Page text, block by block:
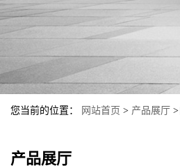
您当前的位置： 网站首页 > 产品展厅 >
产品展厅